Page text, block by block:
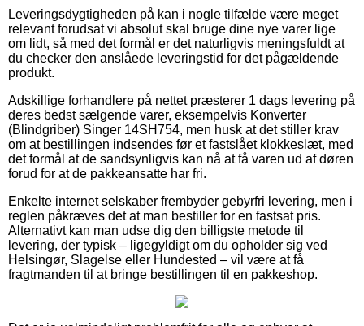
Leveringsdygtigheden på kan i nogle tilfælde være meget
relevant forudsat vi absolut skal bruge dine nye varer lige
om lidt, så med det formål er det naturligvis meningsfuldt at
du checker den anslåede leveringstid for det pågældende
produkt.
Adskillige forhandlere på nettet præsterer 1 dags levering på
deres bedst sælgende varer, eksempelvis Konverter
(Blindgriber) Singer 14SH754, men husk at det stiller krav
om at bestillingen indsendes før et fastslået klokkeslæt, med
det formål at de sandsynligvis kan nå at få varen ud af døren
forud for at de pakkeansatte har fri.
Enkelte internet selskaber frembyder gebyrfri levering, men i
reglen påkræves det at man bestiller for en fastsat pris.
Alternativt kan man udse dig den billigste metode til
levering, der typisk – ligegyldigt om du opholder sig ved
Helsingør, Slagelse eller Hundested – vil være at få
fragtmanden til at bringe bestillingen til en pakkeshop.